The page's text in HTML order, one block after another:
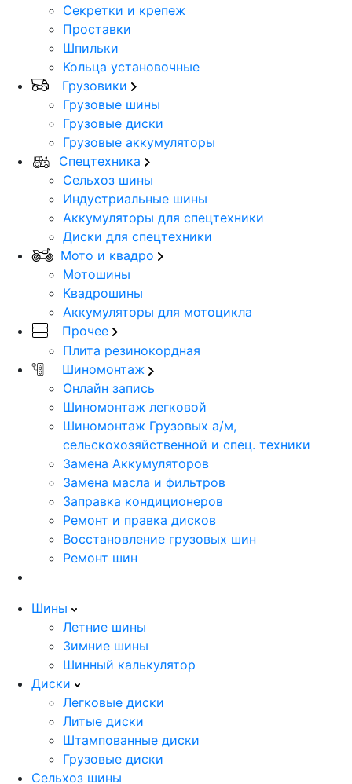
Секретки и крепеж
Проставки
Шпильки
Кольца установочные
Грузовики
Грузовые шины
Грузовые диски
Грузовые аккумуляторы
Спецтехника
Сельхоз шины
Индустриальные шины
Аккумуляторы для спецтехники
Диски для спецтехники
Мото и квадро
Мотошины
Квадрошины
Аккумуляторы для мотоцикла
Прочее
Плита резинокордная
Шиномонтаж
Онлайн запись
Шиномонтаж легковой
Шиномонтаж Грузовых а/м,
сельскохозяйственной и спец. техники
Замена Аккумуляторов
Замена масла и фильтров
Заправка кондиционеров
Ремонт и правка дисков
Восстановление грузовых шин
Ремонт шин
Шины
Летние шины
Зимние шины
Шинный калькулятор
Диски
Легковые диски
Литые диски
Штампованные диски
Грузовые диски
Сельхоз шины